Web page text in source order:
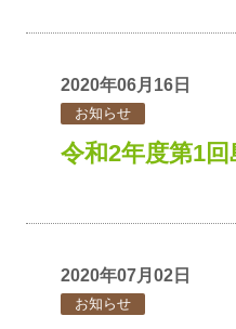
2020年06月16日
お知らせ
令和2年度第1
2020年07月02日
お知らせ